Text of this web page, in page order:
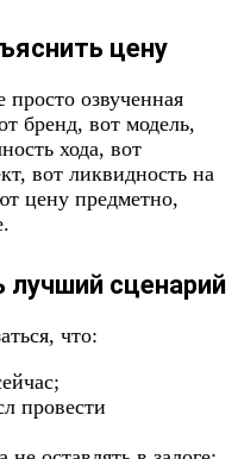
цену
озвученная
бренд, вот модель,
хода, вот
вот ликвидность на
цену предметно,
сценарий
что:
провести